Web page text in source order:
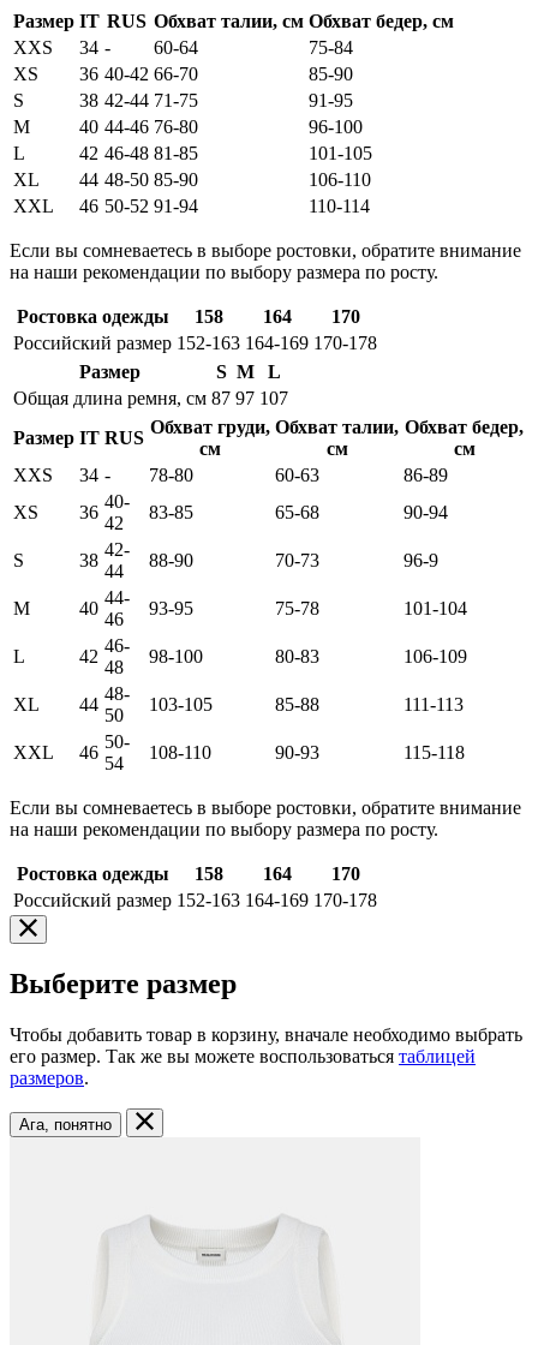
Размер IT RUS Обхват талии, см Обхват бедер, см
XXS
34 - 60-64
75-84
XS
36 40-42 66-70
85-90
S
38 42-44 71-75
91-95
M
40 44-46 76-80
96-100
L
42 46-48 81-85
101-105
XL
44 48-50 85-90
106-110
XXL
46 50-52 91-94 110-114
Если вы сомневаетесь в выборе ростовки, обратите внимание
на наши рекомендации по выбору размера по росту.
Ростовка одежды 158 164
170
Российский размер 152-163 164-169 170-178
Размер
S M
L
Общая длина ремня, см 87 97 107
Размер IT RUS
Обхват груди,
см
Обхват талии,
см
Обхват бедер,
см
XXS
34 - 78-80 60-63
86-89
XS
36
40-
42
83-85 65-68 90-94
S 38
42-
44
88-90 70-73 96-9
M 40
44-
46
93-95 75-78 101-104
L 42
46-
48
98-100 80-83 106-109
XL 44
48-
50
103-105 85-88 111-113
XXL 46
50-
54
108-110 90-93 115-118
Если вы сомневаетесь в выборе ростовки, обратите внимание
на наши рекомендации по выбору размера по росту.
Ростовка одежды 158 164
170
Российский размер 152-163 164-169 170-178
Выберите размер
Чтобы добавить товар в корзину, вначале необходимо выбрать
его размер. Так же вы можете воспользоваться таблицей
размеров.
Ага, понятно